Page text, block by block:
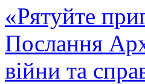
«Рятуйте
Послання
війни та